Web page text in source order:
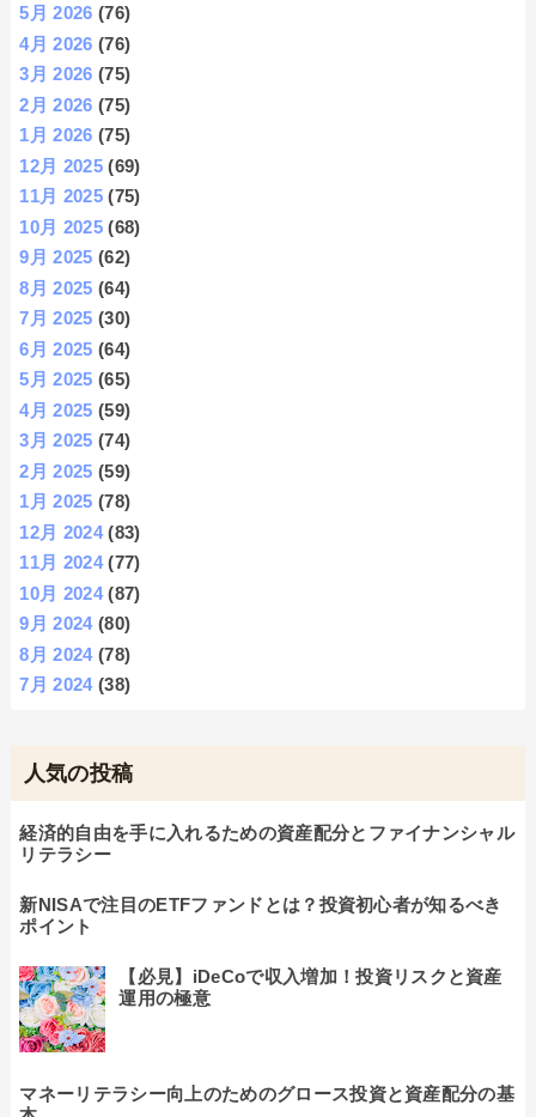
5月 2026 (76)
4月 2026 (76)
3月 2026 (75)
2月 2026 (75)
1月 2026 (75)
12月 2025 (69)
11月 2025 (75)
10月 2025 (68)
9月 2025 (62)
8月 2025 (64)
7月 2025 (30)
6月 2025 (64)
5月 2025 (65)
4月 2025 (59)
3月 2025 (74)
2月 2025 (59)
1月 2025 (78)
12月 2024(83)
11月 2024(77)
10月 2024(87)
9月 2024(80)
8月 2024(78)
7月 2024(38)
人気の投稿
経済的自由を手に入れるための資産配分とファイナンシャル
リテラシー
新NISAで注目のETFファンドとは？投資初心者が知るべき
ポイント
【必見】iDeCoで収入増加！投資リスクと資産
運用の極意
マネーリテラシー向上のためのグロース投資と資産配分の基